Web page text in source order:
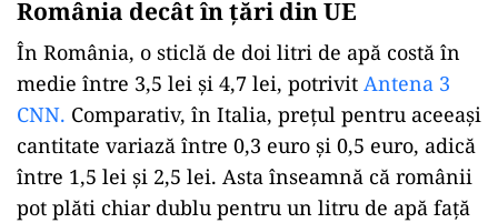
România decât în ţări din UE
În România, o sticlă de doi litri de apă costă în
medie între 3,5 lei și 4,7 lei, potrivit Antena 3
CNN. Comparativ, în Italia, prețul pentru aceeași
cantitate variază între 0,3 euro și 0,5 euro, adică
între 1,5 lei și 2,5 lei. Asta înseamnă că românii
pot plăti chiar dublu pentru un litru de apă față